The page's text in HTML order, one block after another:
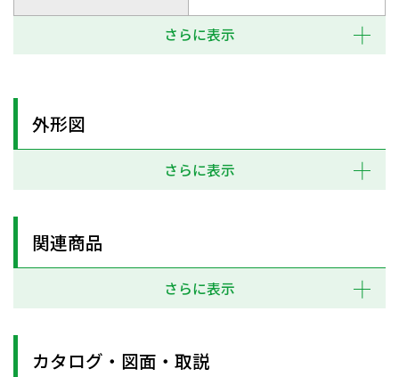
さらに表示
外形図
さらに表示
関連商品
さらに表示
カタログ・図面・取説